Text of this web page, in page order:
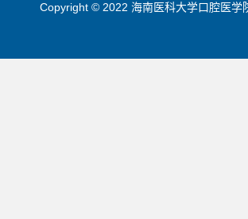
Copyright © 2022 海南医科大学口腔医学